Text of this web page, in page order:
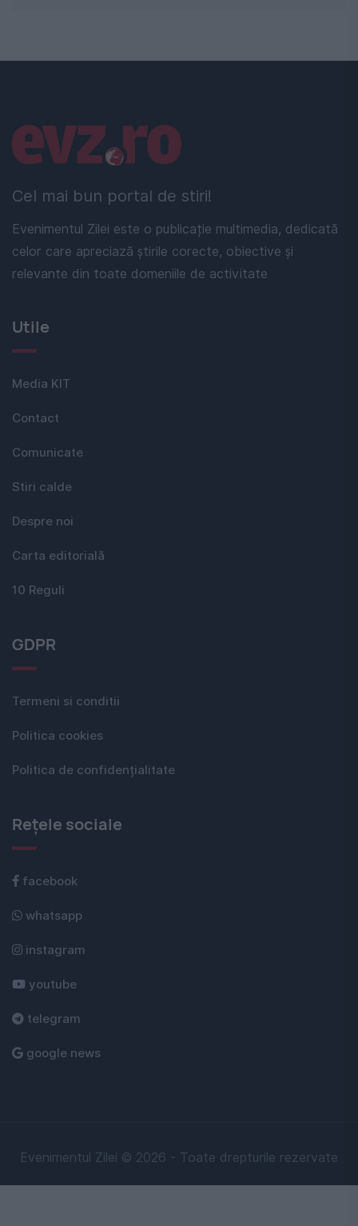
Cel mai bun portal de stiri!
Evenimentul Zilei este o publicație multimedia, dedicată
celor care apreciază știrile corecte, obiective și
relevante din toate domeniile de activitate
Linkuri utile
Utile
Media KIT
Contact
Comunicate
Stiri calde
Despre noi
Carta editorială
10 Reguli
GDPR
Termeni si conditii
Politica cookies
Politica de confidențialitate
Rețele sociale
facebook
whatsapp
instagram
youtube
telegram
google news
Evenimentul Zilei © 2026 - Toate drepturile rezervate